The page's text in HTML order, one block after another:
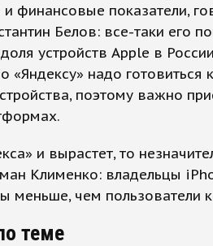
финансовые показатели,
Белов: все-таки его
устройств Apple в
надо готовиться
поэтому важно
и вырастет, то
Клименко: владельцы
меньше, чем пользователи
теме